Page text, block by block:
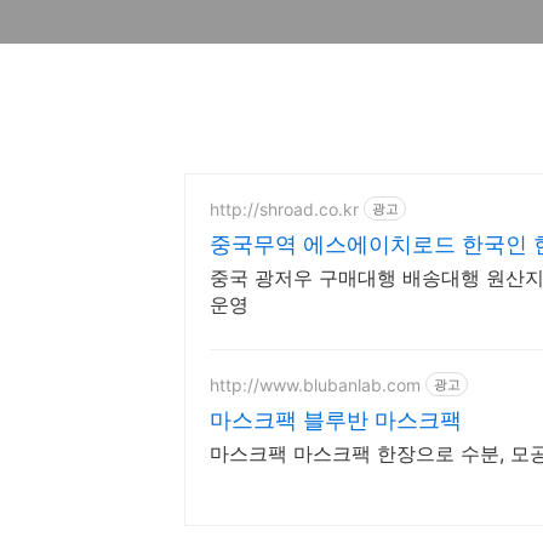
http://shroad.co.kr 광고
중국무역 에스에이치로드 한국인
중국 광저우 구매대행 배송대행 원산
운영
http://www.blubanlab.com 광고
마스크팩 블루반 마스크팩
마스크팩 마스크팩 한장으로 수분, 모